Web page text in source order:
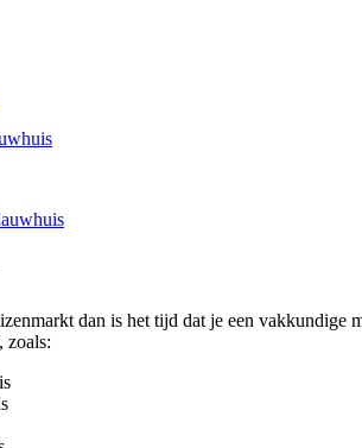
dan is het tijd dat je een
zoals: